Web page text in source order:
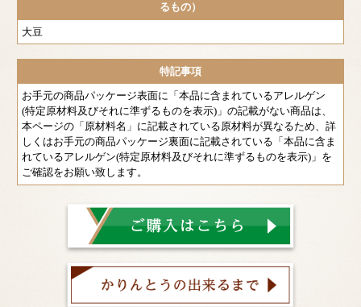
るもの）
大豆
特記事項
お手元の商品パッケージ表面に「本品に含まれているアレルゲン
(特定原材料及びそれに準ずるものを表示)」の記載がない商品は、
本ページの「原材料名」に記載されている原材料が異なるため、詳
しくはお手元の商品パッケージ裏面に記載されている「本品に含ま
れているアレルゲン(特定原材料及びそれに準ずるものを表示)」を
ご確認をお願い致します。